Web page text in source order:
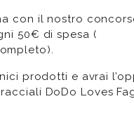
con il nostro
50€ di spesa (
).
prodotti e avrai
DoDo Loves